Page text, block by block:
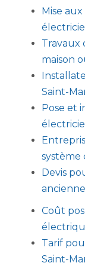
Mise
Travaux
maison
Saint-
Pose et
système
Devis
Coût
Tarif
Saint-